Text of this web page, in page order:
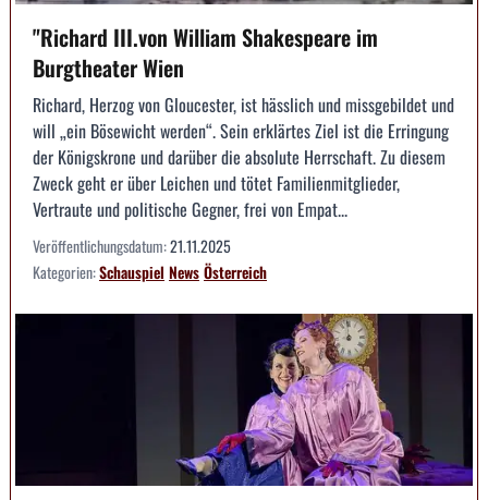
"Richard III.von William Shakespeare im
Burgtheater Wien
Richard, Herzog von Gloucester, ist hässlich und missgebildet und
will „ein Bösewicht werden“. Sein erklärtes Ziel ist die Erringung
der Königskrone und darüber die absolute Herrschaft. Zu diesem
Zweck geht er über Leichen und tötet Familienmitglieder,
Vertraute und politische Gegner, frei von Empat...
Veröffentlichungsdatum:21.11.2025
Kategorien:Schauspiel NewsÖsterreich